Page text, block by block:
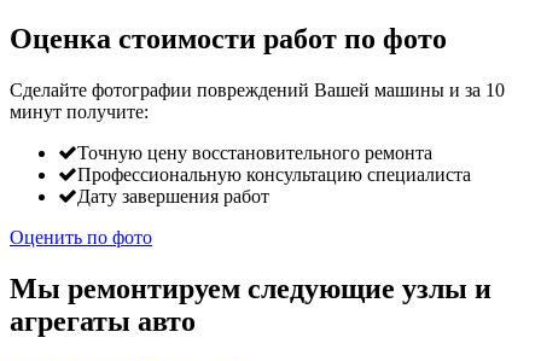
Оценка стоимости работ по фото
Сделайте фотографии повреждений Вашей машины и за 10
минут получите:
Точную цену восстановительного ремонта
Профессиональную консультацию специалиста
Дату завершения работ
Оценить по фото
Мы ремонтируем следующие узлы и
агрегаты авто